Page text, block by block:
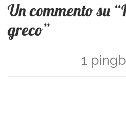
Un commento su
greco”
1